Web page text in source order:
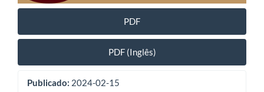
PDF
PDF (Inglês)
Publicado: 2024-02-15